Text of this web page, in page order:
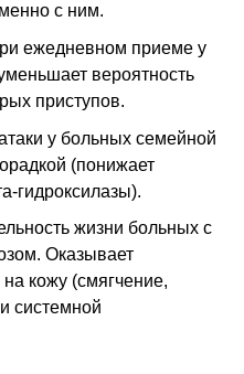
с ним.
ежедневном приеме у
вероятность
приступов.
у больных семейной
(понижает
гидроксилазы).
жизни больных с
Оказывает
кожу (смягчение,
системной